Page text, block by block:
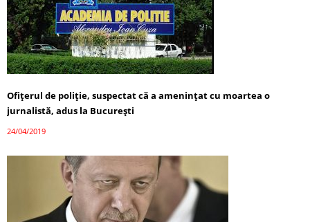
Ofiţerul de poliţie, suspectat că a ameninţat cu moartea o
jurnalistă, adus la Bucureşti
24/04/2019